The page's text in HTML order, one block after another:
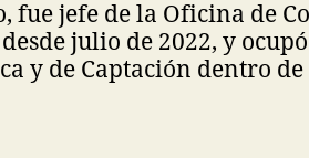
fue jefe de la Oficina de
julio de 2022, y
y de Captación dentro